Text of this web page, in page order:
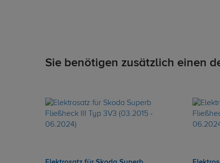
Sie benötigen zusätzlich einen